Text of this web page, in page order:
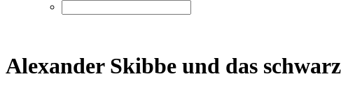
Alexander Skibbe und das